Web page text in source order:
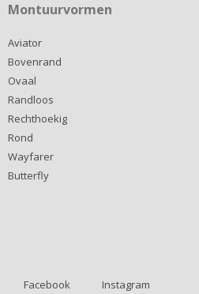
Montuurvormen
Aviator
Bovenrand
Ovaal
Randloos
Rechthoekig
Rond
Wayfarer
Butterfly
Facebook Instagram